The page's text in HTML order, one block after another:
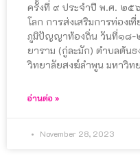
ครั้งที่ ๙ ประจำปี พ.ศ. ๒๕
โลก การส่งเสริมการท่องเ
ภูมิปัญญาท้องถิ่น วันที่๑๘
ยาราม (กู่ละมัก) ตำบลต้นธ
วิทยาลัยสงฆ์ลำพูน มหาวิ
อ่านต่อ »
November 28, 2023